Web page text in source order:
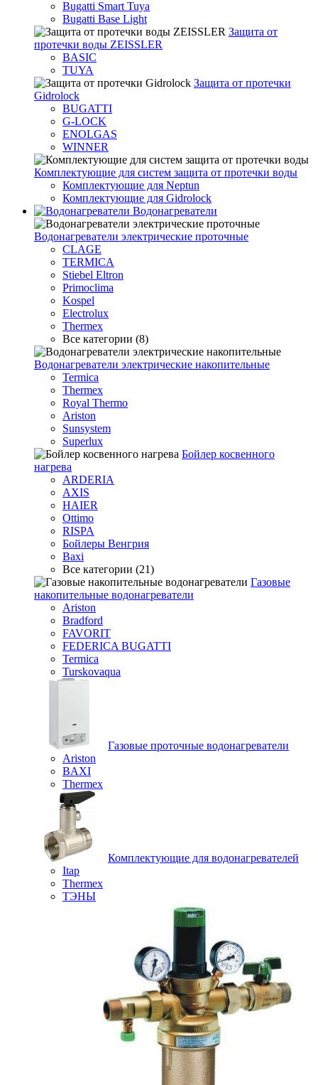
Bugatti Smart Tuya
Bugatti Base Light
Защита от
протечки воды ZEISSLER
BASIC
TUYA
Защита от протечки
Gidrolock
BUGATTI
G-LOCK
ENOLGAS
WINNER
Комплектующие для систем защита от протечки воды
Комплектующие для Neptun
Комплектующие для Gidrolock
Водонагреватели
Водонагреватeли электрические проточные
CLAGE
TERMICA
Stiebel Eltron
Primoclima
Kospel
Electrolux
Thermex
Все категории (8)
Водонагреватели электрические накопительные
Termica
Thermex
Royal Thermo
Ariston
Sunsystem
Superlux
Бойлер косвенного
нагрева
ARDERIA
AXIS
HAIER
Ottimo
RISPA
Бойлеры Венгрия
Baxi
Все категории (21)
Газовые
накопительные водонагреватели
Ariston
Bradford
FAVORIT
FEDERICA BUGATTI
Termica
Turskovaqua
Газовые проточные водонагреватели
Ariston
BAXI
Thermex
Комплектующие для водонагревателей
Itap
Thermex
ТЭНЫ